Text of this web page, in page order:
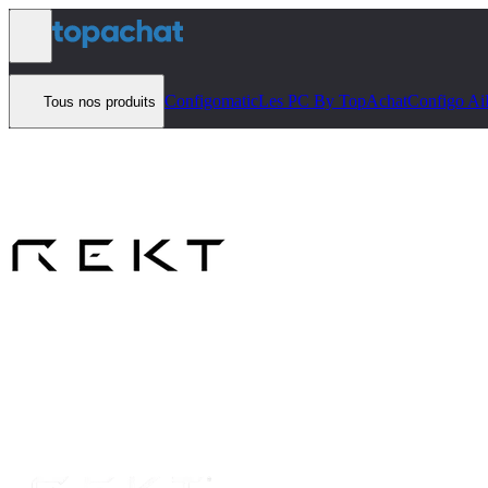
Aller au contenu
Tous nos produits ConfigomaticLes PC By TopAchatConfigo Ai